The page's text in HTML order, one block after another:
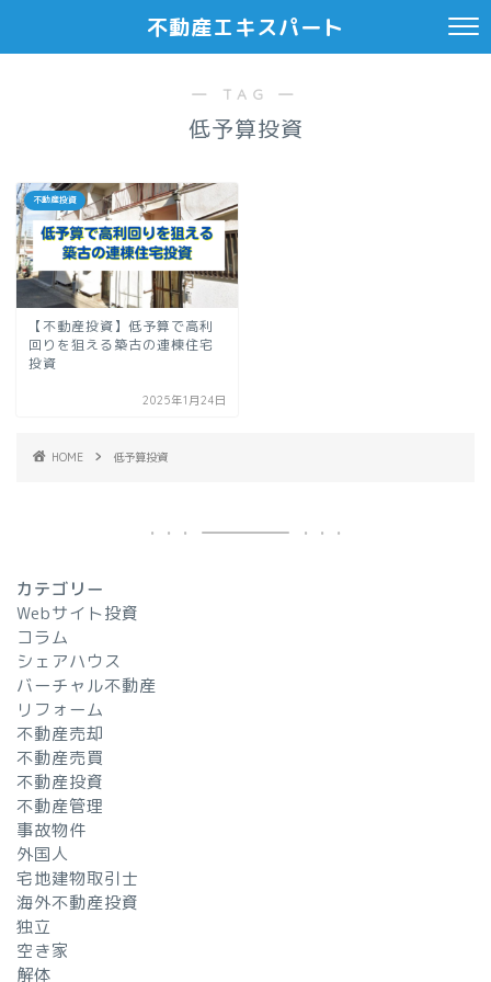
不動産エキスパート
― TAG ―
低予算投資
不動産投資
【不動産投資】低予算で高利
回りを狙える築古の連棟住宅
投資
2025年1月24日
HOME 低予算投資
カテゴリー
Webサイト投資
コラム
シェアハウス
バーチャル不動産
リフォーム
不動産売却
不動産売買
不動産投資
不動産管理
事故物件
外国人
宅地建物取引士
海外不動産投資
独立
空き家
解体